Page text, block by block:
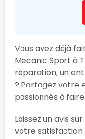
Vous avez déjà
Mecanic Sport à
réparation, un
? Partagez votre
passionnés à
Laissez un avis
votre satisfaction